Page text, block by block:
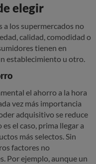
elegir
a los supermercados no
calidad, comodidad o
tienen en
establecimiento u otro.
el ahorro a la hora
vez más importancia
adquisitivo se reduce
el caso, prima llegar a
más selectos. Sin
factores no
Por ejemplo, aunque un